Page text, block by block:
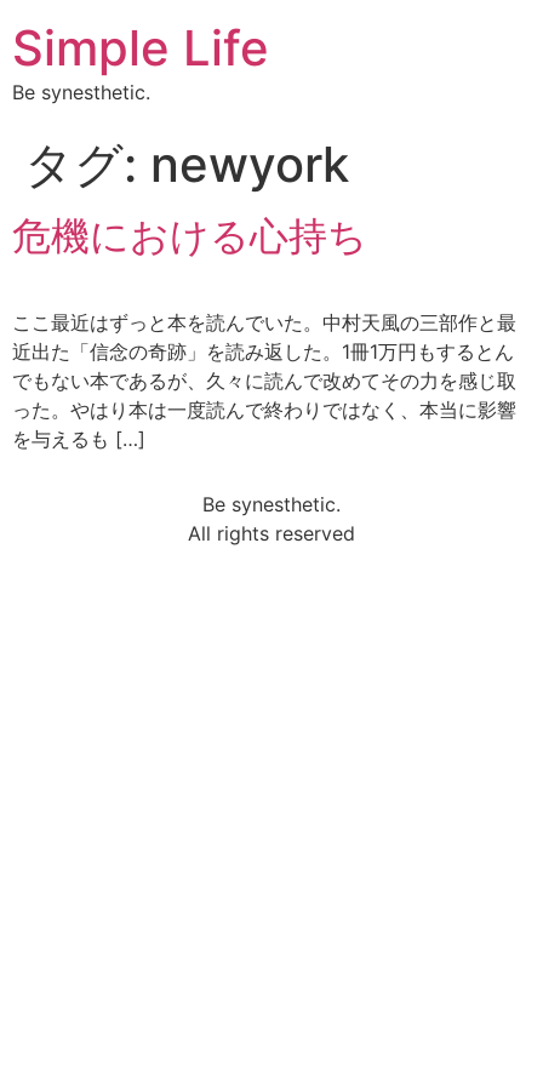
Simple Life
Be synesthetic.
タグ: newyork
危機における心持ち
ここ最近はずっと本を読んでいた。中村天風の三部作と最
近出た「信念の奇跡」を読み返した。1冊1万円もするとん
でもない本であるが、久々に読んで改めてその力を感じ取
った。やはり本は一度読んで終わりではなく、本当に影響
を与えるも […]
Be synesthetic.
All rights reserved